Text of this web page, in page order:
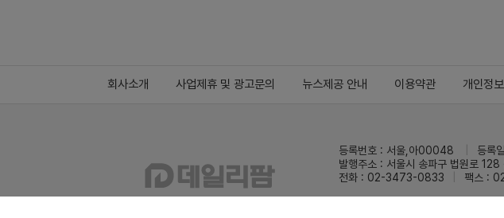
회사소개 사업제휴 및 광고문의 뉴스제공 안내 이용약관 개인정
등록번호 : 서울,아00048 등록
발행주소 : 서울시 송파구 법원로
전화 : 02-3473-0833
팩스 :